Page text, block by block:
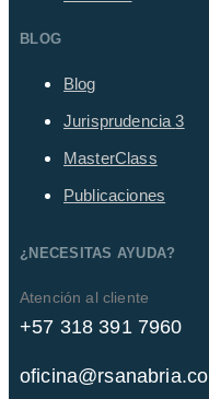
BLOG
Blog
Jurisprudencia3
MasterClass
Publicaciones
¿NECESITAS AYUDA?
Atención al cliente
+57 318 391 7960
oficina@rsanabria.co